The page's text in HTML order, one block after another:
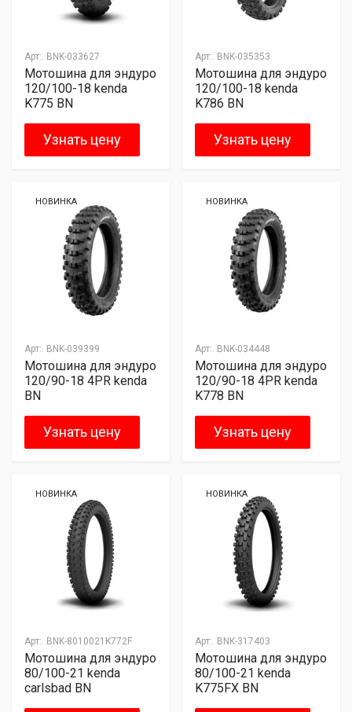
Арт:. BNK-033627
Мотошина для эндуро
120/100-18 kenda
K775 BN
Узнать цену
Арт:. BNK-035353
Мотошина для эндуро
120/100-18 kenda
K786 BN
Узнать цену
Арт:. BNK-039399
НОВИНКА
Мотошина для эндуро
120/90-18 4PR kenda
BN
Узнать цену
Арт:. BNK-034448
НОВИНКА
Мотошина для эндуро
120/90-18 4PR kenda
K778 BN
Узнать цену
Арт:. BNK-8010021K772F
НОВИНКА
Мотошина для эндуро
80/100-21 kenda
carlsbad BN
Арт:. BNK-317403
НОВИНКА
Мотошина для эндуро
80/100-21 kenda
K775FX BN